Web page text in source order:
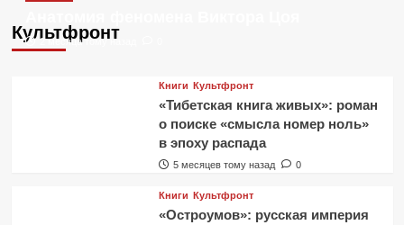
Культфронт
2 месяца тому назад
Книги Культфронт
«Тибетская книга живых»: роман
о поиске «смысла номер ноль»
в эпоху распада
5 месяцев тому назад 0
Книги Культфронт
«Остроумов»: русская империя